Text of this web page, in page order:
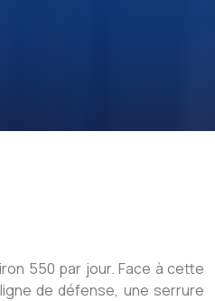
550 par jour. Face à cette
de défense, une serrure